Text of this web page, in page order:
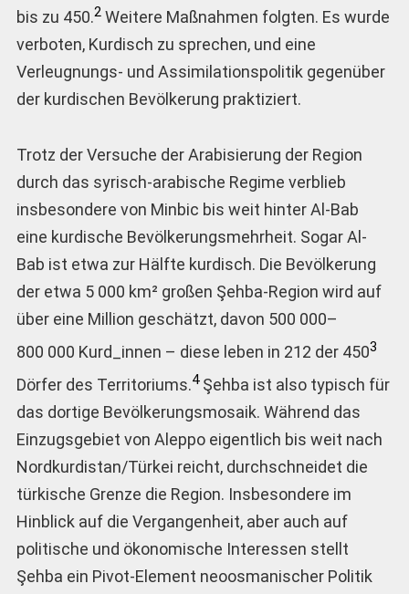
bis zu 450.2Weitere Maßnahmen folgten. Es wurde
verboten, Kurdisch zu sprechen, und eine
Verleugnungs- und Assimilationspolitik gegenüber
der kurdischen Bevölkerung praktiziert.
Trotz der Versuche der Arabisierung der Region
durch das syrisch-arabische Regime verblieb
insbesondere von Minbic bis weit hinter Al-Bab
eine kurdische Bevölkerungsmehrheit. Sogar Al-
Bab ist etwa zur Hälfte kurdisch. Die Bevölkerung
der etwa 5 000 km² großen Şehba-Region wird auf
über eine Million geschätzt, davon 500 000–
800 000 Kurd_innen – diese leben in 212 der 4503
Dörfer des Territoriums.4Şehba ist also typisch für
das dortige Bevölkerungsmosaik. Während das
Einzugsgebiet von Aleppo eigentlich bis weit nach
Nordkurdistan/Türkei reicht, durchschneidet die
türkische Grenze die Region. Insbesondere im
Hinblick auf die Vergangenheit, aber auch auf
politische und ökonomische Interessen stellt
Şehba ein Pivot-Element neoosmanischer Politik